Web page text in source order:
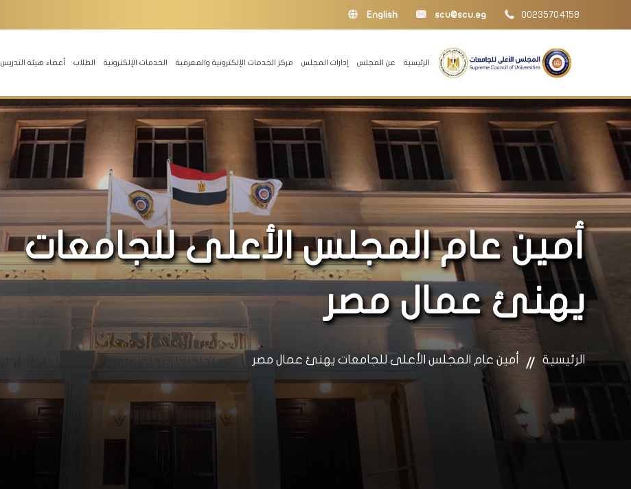
00235704158
scu@scu.eg
English
الرئيسية عن المجلس إدارات المجلس مركز الخدمات الإلكترونية والمعرفية الخدمات الإلكترونية الطلاب أعضاء هيئة التدريس
أمين عام المجلس الأعلى للجامعات
يهنئ عمال مصر
الرئيسية أمين عام المجلس الأعلى للجامعات يهنئ عمال مصر